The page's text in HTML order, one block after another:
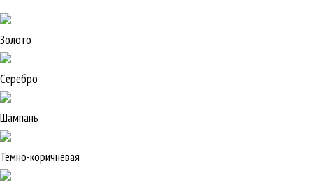
Золото
Серебро
Шампань
Темно-коричневая